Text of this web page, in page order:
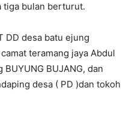
tiga bulan berturut.
DD desa batu ejung
teramang jaya Abdul
BUJANG, dan
desa ( PD )dan tokoh